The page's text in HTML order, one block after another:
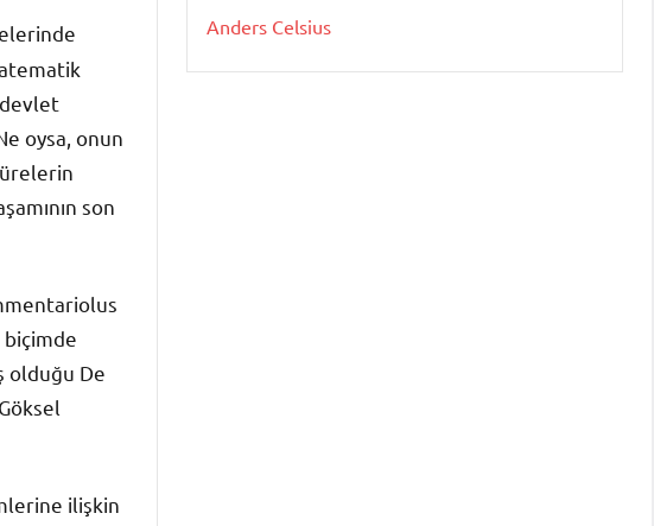
oysa, onun
son
biçimde
olduğu De
ilişkin
Anders Celsius